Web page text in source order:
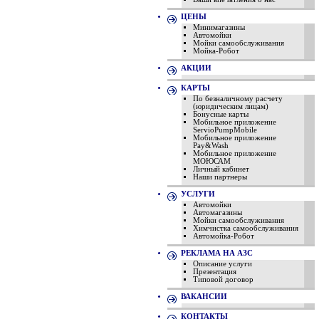
ЦЕНЫ
Минимагазины
Автомойки
Мойки самообслуживания
Мойка-Робот
АКЦИИ
КАРТЫ
По безналичному расчету
(юридическим лицам)
Бонусные карты
Мобильное приложение
ServioPumpMobile
Мобильное приложение
Pay&Wash
Мобильное приложение
МОЮСАМ
Личный кабинет
Наши партнеры
УСЛУГИ
Автомойки
Автомагазины
Мойки самообслуживания
Химчистка самообслуживания
Автомойка-Робот
РЕКЛАМА НА АЗС
Описание услуги
Презентация
Типовой договор
ВАКАНСИИ
КОНТАКТЫ